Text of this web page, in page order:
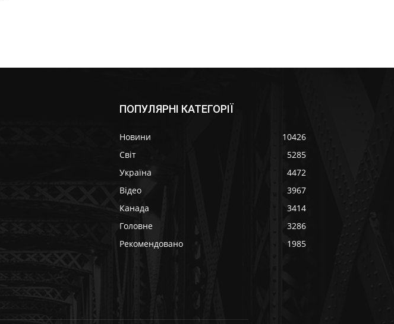
ПОПУЛЯРНІ КАТЕГОРІЇ
Новини
10426
Світ
5285
Україна
4472
Відео
3967
Канада
3414
Головне
3286
Рекомендовано
1985